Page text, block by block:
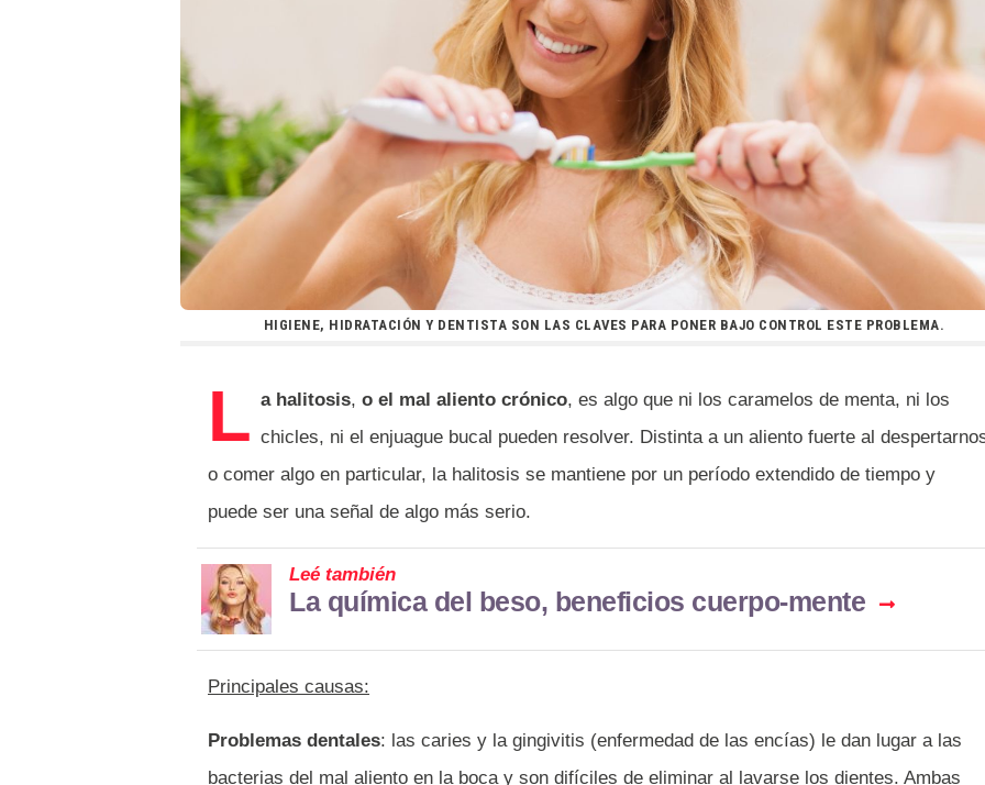
HIGIENE, HIDRATACIÓN Y DENTISTA SON LAS CLAVES PARA PONER BAJO CONTROL ESTE PROBLEMA.
L a halitosis, o el mal aliento crónico, es algo que ni los caramelos de menta, ni los
chicles, ni el enjuague bucal pueden resolver. Distinta a un aliento fuerte al
o comer algo en particular, la halitosis se mantiene por un período extendido de tiempo y
puede ser una señal de algo más serio.
Leé también
La química del beso, beneficios cuerpo-mente
Principales causas:
Problemas dentales: las caries y la gingivitis (enfermedad de las encías) le dan lugar a las
bacterias del mal aliento en la boca y son difíciles de eliminar al lavarse los dientes. Ambas